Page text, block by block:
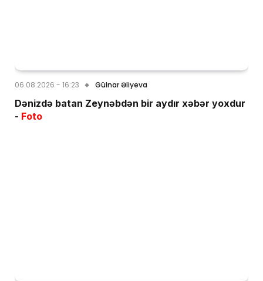
06.08.2026 - 16:23 Gülnar Əliyeva
Dənizdə batan Zeynəbdən bir aydır xəbər yoxdur
- Foto